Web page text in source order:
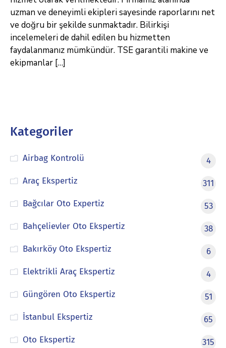
uzman ve deneyimli ekipleri sayesinde raporlarını net
ve doğru bir şekilde sunmaktadır. Bilirkişi
incelemeleri de dahil edilen bu hizmetten
faydalanmanız mümkündür. TSE garantili makine ve
ekipmanlar […]
Kategoriler
Airbag Kontrolü
4
Araç Ekspertiz
311
Bağcılar Oto Expertiz
53
Bahçelievler Oto Ekspertiz
38
Bakırköy Oto Ekspertiz
6
Elektrikli Araç Ekspertiz
4
Güngören Oto Ekspertiz
51
İstanbul Ekspertiz
65
Oto Ekspertiz
315